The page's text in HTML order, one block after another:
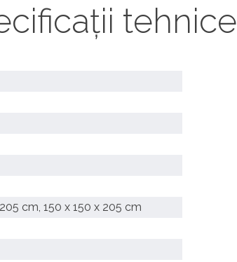
tehnice
cm, 150 x 150 x 205 cm